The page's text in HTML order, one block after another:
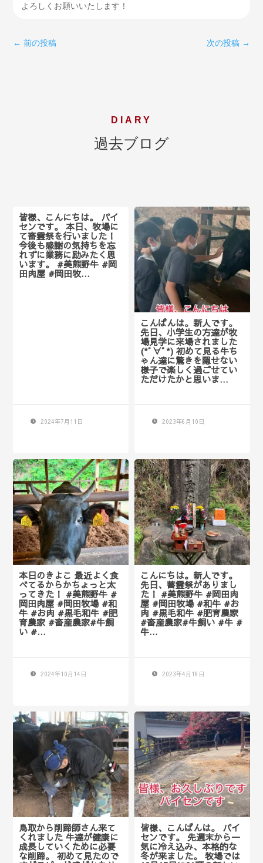
よろしくお願いいたします！
←前の投稿 次の投稿→
DIARY
過去ブログ
皆様、こんにちは。 パイ
センです。 本日、牧場に
て畜霊祭を行いました！
今後も感謝の気持ちを忘
れずに業務に励みたく思
います。 #美熊野牛 #岡
田肉屋 #岡田牧…
2024年7月11日
こんばんは。新人です。
先日、小学生の方達が牧
場見学に来場されました
(*ﾟ∀ﾟ*) 初めて見る牛ち
ゃん達に驚きを隠せない
様子で楽しく過ごせてい
ただけたかと思いま…
2023年6月10日
本日のきよこ 最近よく食
べてるからかちょっと太
ってきた！ #美熊野牛 #
岡田肉屋 #岡田牧場 #和
牛 #お肉 #黒毛和牛 #肥
育農家 #畜産農家#牛飼
い #…
2024年10月14日
こんにちは。新人です。
先日、蓄霊祭がありまし
た！ #美熊野牛 #岡田肉
屋 #岡田牧場 #和牛 #お
肉 #黒毛和牛 #肥育農家
#畜産農家#牛飼い #牛 #
牛…
2023年4月16日
鳥取から削蹄師さん来て
くれました 牛達が健康に
成長していくために必要
な削蹄。 初めて見たので
皆様、こんばんは。 パイ
センです。 先週末から一
気に冷え込み、本格的な
冬が来ました。 牧場では